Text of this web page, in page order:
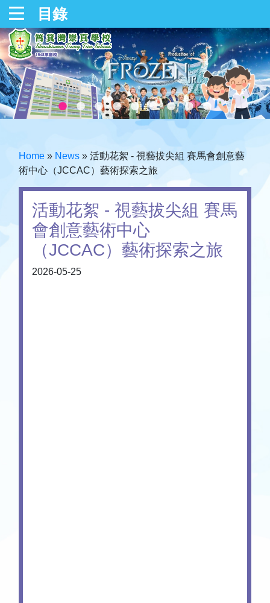
目錄
Home » News » 活動花絮 - 視藝拔尖組 賽馬會創意藝
術中心（JCCAC）藝術探索之旅
活動花絮 - 視藝拔尖組 賽馬
會創意藝術中心
（JCCAC）藝術探索之旅
2026-05-25